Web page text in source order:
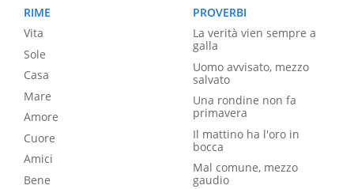
RIME
Vita
Sole
Casa
Mare
Amore
Cuore
Amici
Bene
PROVERBI
La verità vien sempre a
galla
Uomo avvisato, mezzo
salvato
Una rondine non fa
primavera
Il mattino ha l'oro in
bocca
Mal comune, mezzo
gaudio